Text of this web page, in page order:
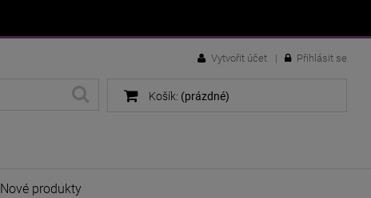
Vytvořit účet Přihlásit se
Košík: (prázdné)
Nové produkty